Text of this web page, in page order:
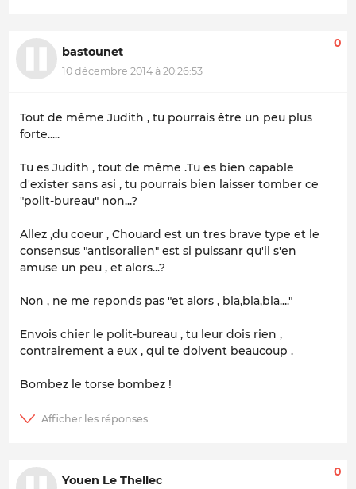
bastounet
10 décembre 2014 à 20:26:53
0
Tout de même Judith , tu pourrais être un peu plus
forte.....
Tu es Judith , tout de même .Tu es bien capable
d'exister sans asi , tu pourrais bien laisser tomber ce
"polit-bureau" non...?
Allez ,du coeur , Chouard est un tres brave type et le
consensus "antisoralien" est si puissanr qu'il s'en
amuse un peu , et alors...?
Non , ne me reponds pas "et alors , bla,bla,bla...."
Envois chier le polit-bureau , tu leur dois rien ,
contrairement a eux , qui te doivent beaucoup .
Bombez le torse bombez !
Youen Le Thellec
0